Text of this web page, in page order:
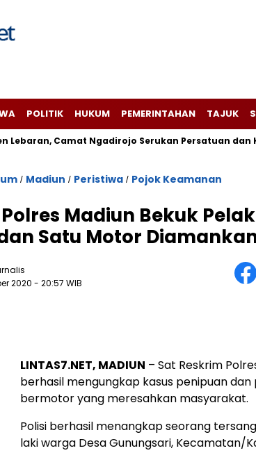
POLITIK HUKUM PEMERINTAHAN TAJUK
Lebaran, Camat Ngadirojo Serukan Persatuan dan
/ Madiun / Peristiwa / Pojok Keamanan
Madiun Bekuk
Satu Motor
2020 - 20:57 WIB
LINTAS7.NET, MADIUN – Sat Reskrim
berhasil mengungkap kasus penipuan
bermotor yang meresahkan masyarakat.
Polisi berhasil menangkap seorang
laki warga Desa Gunungsari, Kecamatan/